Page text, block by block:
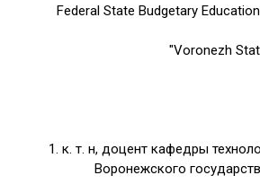
Federal State Budgetary
"Voronezh
1. к. т. н, доцент кафедры
Воронежского